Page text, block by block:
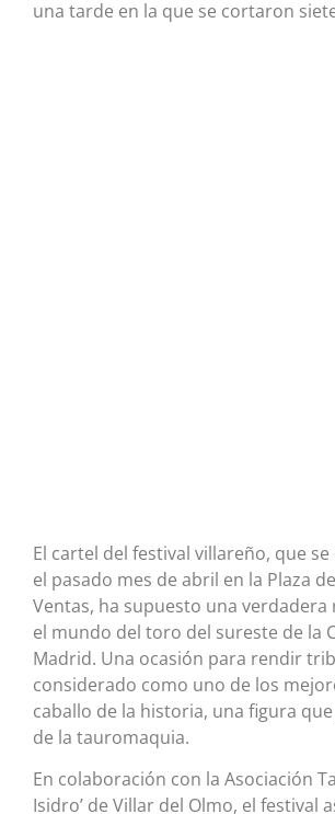
una tarde en la que se cortaron
El cartel del festival villareño, que
el pasado mes de abril en la Plaza
Ventas, ha supuesto una verdadera
el mundo del toro del sureste de la
Madrid. Una ocasión para rendir
considerado como uno de los
caballo de la historia, una figura
de la tauromaquia.
En colaboración con la Asociación
Isidro’ de Villar del Olmo, el festival